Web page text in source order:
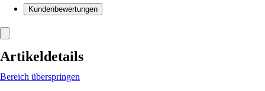
Kundenbewertungen
Artikeldetails
Bereich überspringen